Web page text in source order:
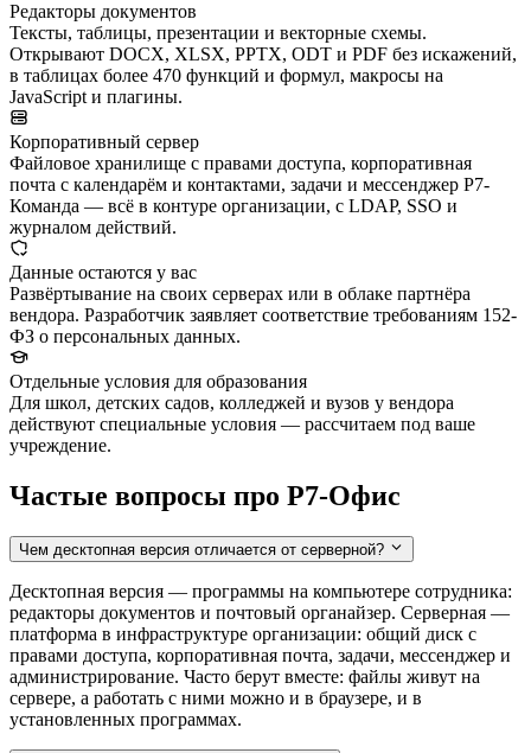
Редакторы документов
Тексты, таблицы, презентации и векторные схемы.
Открывают DOCX, XLSX, PPTX, ODT и PDF без искажений,
в таблицах более 470 функций и формул, макросы на
JavaScript и плагины.
Корпоративный сервер
Файловое хранилище с правами доступа, корпоративная
почта с календарём и контактами, задачи и мессенджер Р7-
Команда — всё в контуре организации, с LDAP, SSO и
журналом действий.
Данные остаются у вас
Развёртывание на своих серверах или в облаке партнёра
вендора. Разработчик заявляет соответствие требованиям 152-
ФЗ о персональных данных.
Отдельные условия для образования
Для школ, детских садов, колледжей и вузов у вендора
действуют специальные условия — рассчитаем под ваше
учреждение.
Частые вопросы про Р7-Офис
Чем десктопная версия отличается от серверной?
Десктопная версия — программы на компьютере сотрудника:
редакторы документов и почтовый органайзер. Серверная —
платформа в инфраструктуре организации: общий диск с
правами доступа, корпоративная почта, задачи, мессенджер и
администрирование. Часто берут вместе: файлы живут на
сервере, а работать с ними можно и в браузере, и в
установленных программах.